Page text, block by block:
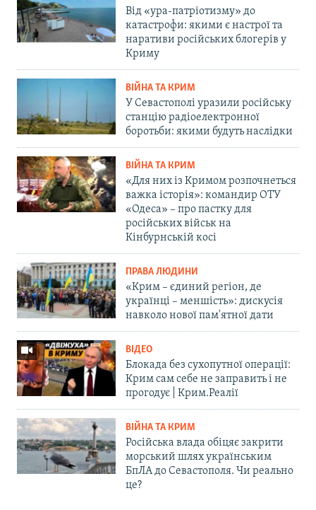
Від «ура-патріотизму» до
катастрофи: якими є настрої та
наративи російських блогерів у
Криму
ВІЙНА ТА КРИМ
У Севастополі уразили російську
станцію радіоелектронної
боротьби: якими будуть наслідки
ВІЙНА ТА КРИМ
«Для них із Кримом розпочнеться
важка історія»: командир ОТУ
«Одеса» – про пастку для
російських військ на
Кінбурнській косі
ПРАВА ЛЮДИНИ
«Крим – єдиний регіон, де
українці – меншість»: дискусія
навколо нової пам'ятної дати
ВІДЕО
Блокада без сухопутної операції:
Крим сам себе не заправить і не
прогодує | Крим.Реалії
ВІЙНА ТА КРИМ
Російська влада обіцяє закрити
морський шлях українським
БпЛА до Севастополя. Чи реально
це?